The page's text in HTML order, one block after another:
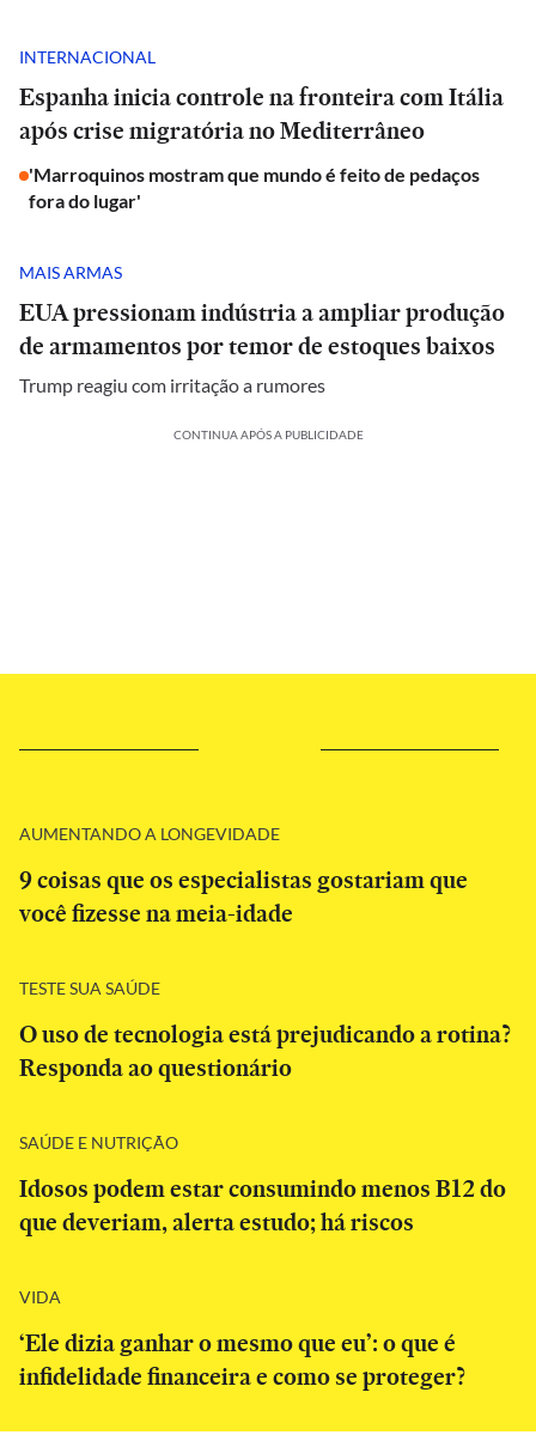
INTERNACIONAL
Espanha inicia controle na fronteira com Itália
após crise migratória no Mediterrâneo
'Marroquinos mostram que mundo é feito de pedaços
fora do lugar'
MAIS ARMAS
EUA pressionam indústria a ampliar produção
de armamentos por temor de estoques baixos
Trump reagiu com irritação a rumores
CONTINUA APÓS A PUBLICIDADE
AUMENTANDO A LONGEVIDADE
9 coisas que os especialistas gostariam que
você fizesse na meia-idade
TESTE SUA SAÚDE
O uso de tecnologia está prejudicando a rotina?
Responda ao questionário
SAÚDE E NUTRIÇÃO
Idosos podem estar consumindo menos B12 do
que deveriam, alerta estudo; há riscos
VIDA
‘Ele dizia ganhar o mesmo que eu’: o que é
infidelidade financeira e como se proteger?